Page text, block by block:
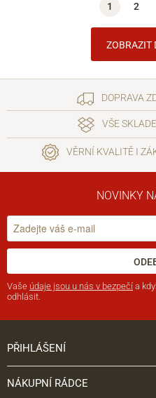
1 2
ZOBRAZIT
DOPRAVA
VŠE
VĚRNÍ KVALITĚ I
NOVINKY
Vaše údaje jsou u nás v bezpečí a
odhlásit.
PŘIHLÁŠENÍ
NÁKUPNÍ RÁDCE